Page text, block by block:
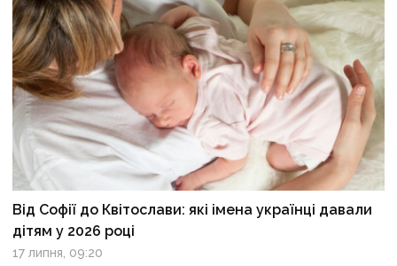
Від Софії до Квітослави: які імена українці давали
дітям у 2026 році
17 липня, 09:20